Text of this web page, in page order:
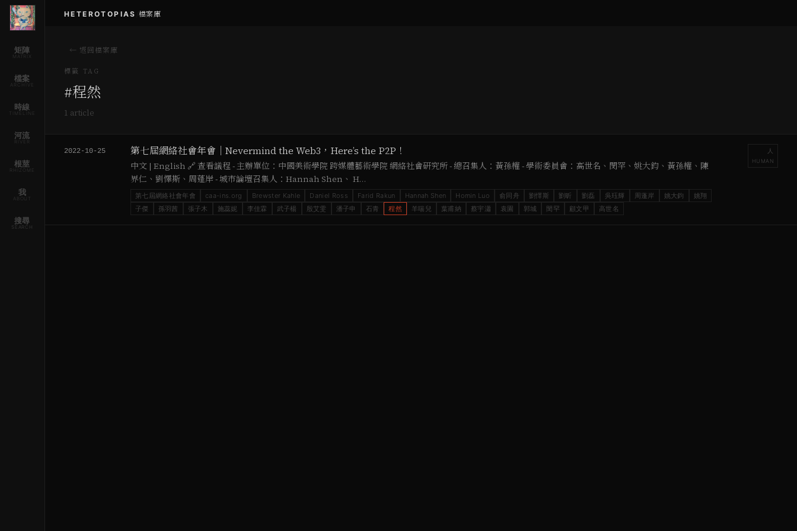
矩陣
MATRIX
檔案
ARCHIVE
時線
TIMELINE
河流
RIVER
根莖
RHIZOME
我
ABOUT
搜尋
SEARCH
HETEROTOPIAS 檔案庫
← 返回檔案庫
標籤 TAG
#程然
1 article
2022-10-25 第七屆網絡社會年會｜Nevermind the Web3，Here’s the P2P！
中文 | English 🔗 查看議程 - 主辦單位：中國美術學院 跨媒體藝術學院 網絡社會研究所 - 總召集人：黃孫權 - 學術委員會：高世名、閔罕、姚大鈞、黃孫權、陳
界仁、劉懌斯、周蓬岸 - 城市論壇召集人：Hannah Shen、 H…
第七屆網絡社會年會 caa-ins.org Brewster Kahle Daniel Ross Farid Rakun Hannah Shen Homin Luo 俞同舟 劉懌斯 劉昕 劉磊 吳珏輝 周蓬岸 姚大鈞
姚翔
子傑
孫羽茜 張子木 施蕊妮 李佳霖 武子楊 殷艾雯 潘子申 石青 程然 羊喘兒 葉甫納 蔡宇瀟 袁園 郭城 閔罕 顧文甲 高世名
人
HUMAN